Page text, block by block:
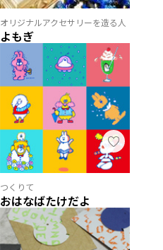
オリジナルアクセサリーを造る人
よもぎ
つくりて
おはなばたけだよ